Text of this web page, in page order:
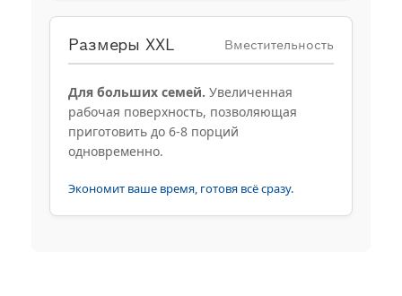
Размеры XXL Вместительность
Для больших семей. Увеличенная
рабочая поверхность, позволяющая
приготовить до 6-8 порций
одновременно.
Экономит ваше время, готовя всё сразу.